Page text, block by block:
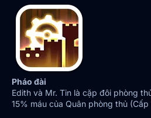
Pháo đài
Edith và Mr. Tin là cặp đôi phòng
15% máu của Quân phòng thủ (Cấp